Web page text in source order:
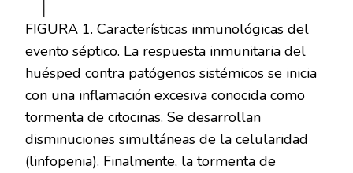
FIGURA 1. Características inmunológicas del
evento séptico. La respuesta inmunitaria del
huésped contra patógenos sistémicos se inicia
con una inflamación excesiva conocida como
tormenta de citocinas. Se desarrollan
disminuciones simultáneas de la celularidad
(linfopenia). Finalmente, la tormenta de